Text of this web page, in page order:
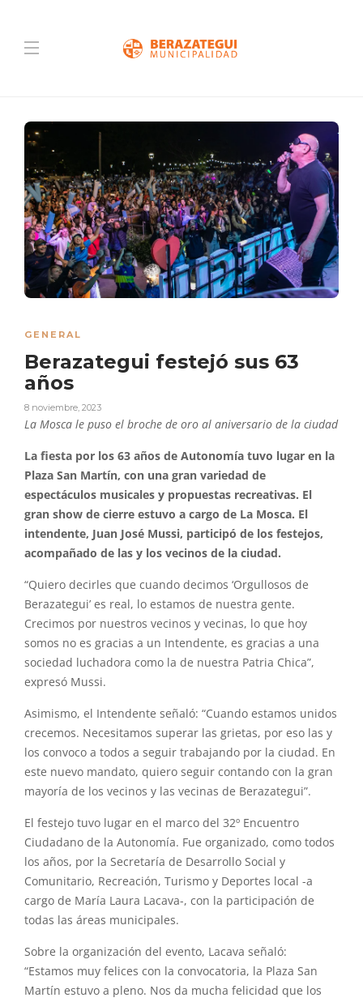
GENERAL
Berazategui festejó sus 63
años
8 noviembre, 2023
La Mosca le puso el broche de oro al aniversario de la ciudad
La fiesta por los 63 años de Autonomía tuvo lugar en la
Plaza San Martín, con una gran variedad de
espectáculos musicales y propuestas recreativas. El
gran show de cierre estuvo a cargo de La Mosca. El
intendente, Juan José Mussi, participó de los festejos,
acompañado de las y los vecinos de la ciudad.
“Quiero decirles que cuando decimos ‘Orgullosos de
Berazategui’ es real, lo estamos de nuestra gente.
Crecimos por nuestros vecinos y vecinas, lo que hoy
somos no es gracias a un Intendente, es gracias a una
sociedad luchadora como la de nuestra Patria Chica”,
expresó Mussi.
Asimismo, el Intendente señaló: “Cuando estamos unidos
crecemos. Necesitamos superar las grietas, por eso las y
los convoco a todos a seguir trabajando por la ciudad. En
este nuevo mandato, quiero seguir contando con la gran
mayoría de los vecinos y las vecinas de Berazategui”.
El festejo tuvo lugar en el marco del 32º Encuentro
Ciudadano de la Autonomía. Fue organizado, como todos
los años, por la Secretaría de Desarrollo Social y
Comunitario, Recreación, Turismo y Deportes local -a
cargo de María Laura Lacava-, con la participación de
todas las áreas municipales.
Sobre la organización del evento, Lacava señaló:
“Estamos muy felices con la convocatoria, la Plaza San
Martín estuvo a pleno. Nos da mucha felicidad que los